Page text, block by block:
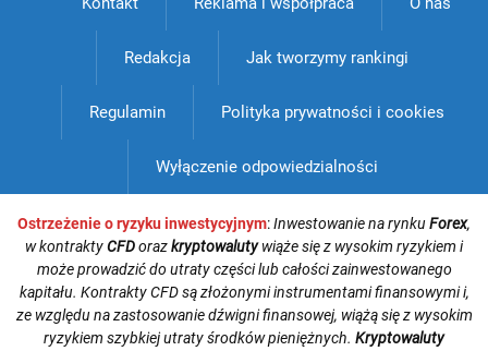
Redakcja Jak tworzymy rankingi
Regulamin Polityka prywatności i cookies
Wyłączenie odpowiedzialności
Ostrzeżenie o ryzyku inwestycyjnym:Inwestowanie na rynkuForex,
w kontraktyCFDorazkryptowalutywiąże się z wysokim ryzykiem i
może prowadzić do utraty części lub całości zainwestowanego
kapitału. Kontrakty CFD są złożonymi instrumentami finansowymi i,
ze względu na zastosowanie dźwigni finansowej, wiążą się z wysokim
ryzykiem szybkiej utraty środków pieniężnych. Kryptowaluty